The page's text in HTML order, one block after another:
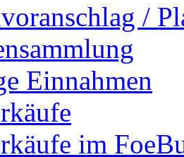
/
Einnahmen
im